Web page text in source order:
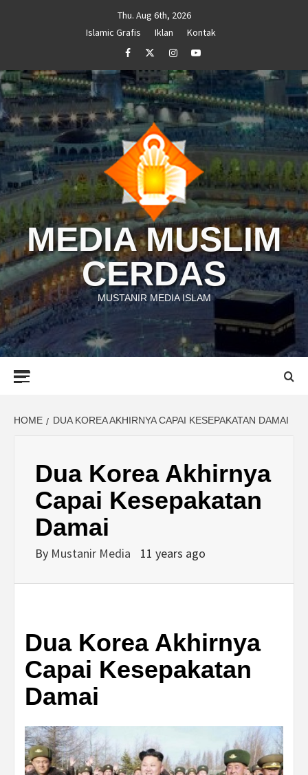
Thu. Aug 6th, 2026
Islamic Grafis
Iklan
Kontak
FacebookTwitterInstagramYoutube
MEDIA MUSLIM
CERDAS
MUSTANIR MEDIA ISLAM
HOME DUA KOREA AKHIRNYA CAPAI KESEPAKATAN DAMAI
Dua Korea Akhirnya
Capai Kesepakatan
Damai
By Mustanir Media 11 years ago
Dua Korea Akhirnya
Capai Kesepakatan
Damai